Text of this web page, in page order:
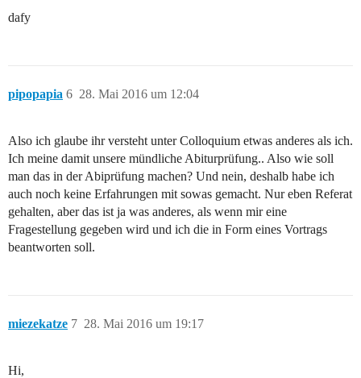
dafy
pipopapia 28. Mai 2016 um 12:04
6
Also ich glaube ihr versteht unter Colloquium etwas anderes als ich.
Ich meine damit unsere mündliche Abiturprüfung.. Also wie soll
man das in der Abiprüfung machen? Und nein, deshalb habe ich
auch noch keine Erfahrungen mit sowas gemacht. Nur eben Referat
gehalten, aber das ist ja was anderes, als wenn mir eine
Fragestellung gegeben wird und ich die in Form eines Vortrags
beantworten soll.
miezekatze 28. Mai 2016 um 19:17
7
Hi,